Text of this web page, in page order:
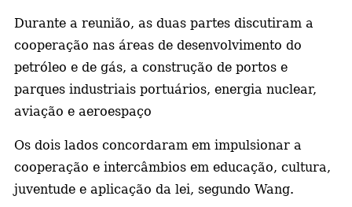
Durante a reunião, as duas partes discutiram a
cooperação nas áreas de desenvolvimento do
petróleo e de gás, a construção de portos e
parques industriais portuários, energia nuclear,
aviação e aeroespaço
Os dois lados concordaram em impulsionar a
cooperação e intercâmbios em educação, cultura,
juventude e aplicação da lei, segundo Wang.